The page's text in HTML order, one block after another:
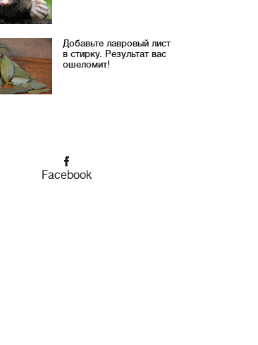
Добавьте лавровый лист
в стирку. Результат вас
ошеломит!
Facebook